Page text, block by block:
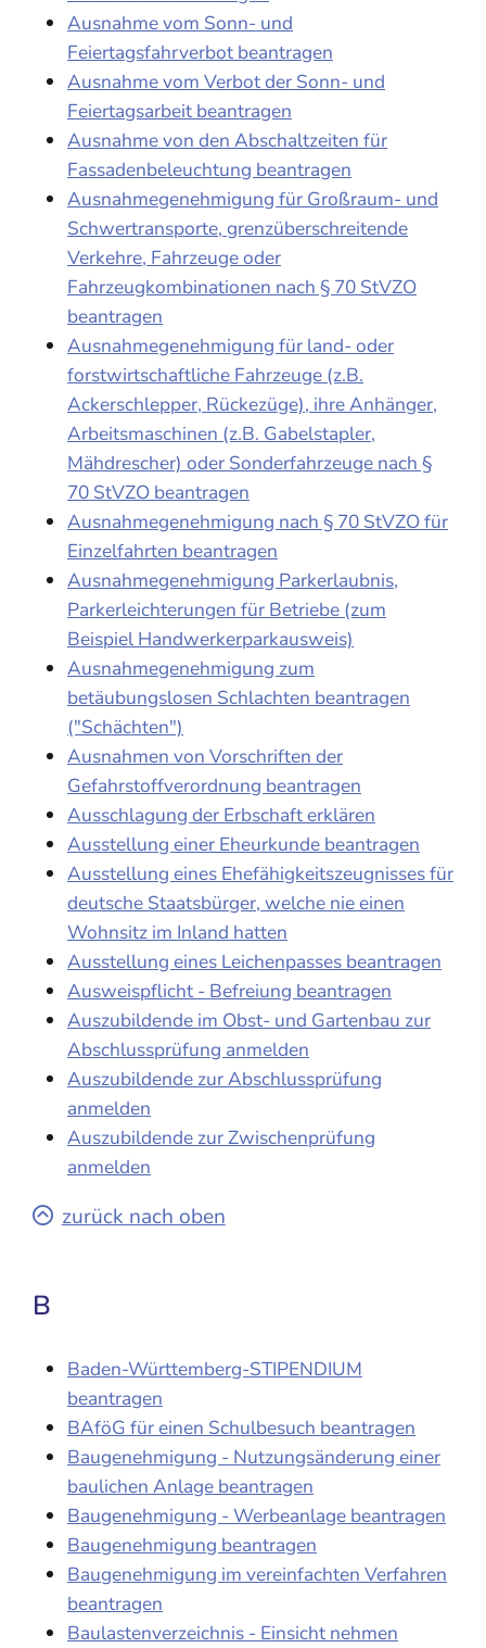
Ausnahme vom Sonn- und
Feiertagsfahrverbot beantragen
Ausnahme vom Verbot der Sonn- und
Feiertagsarbeit beantragen
Ausnahme von den Abschaltzeiten für
Fassadenbeleuchtung beantragen
Ausnahmegenehmigung für Großraum- und
Schwertransporte, grenzüberschreitende
Verkehre, Fahrzeuge oder
Fahrzeugkombinationen nach § 70 StVZO
beantragen
Ausnahmegenehmigung für land- oder
forstwirtschaftliche Fahrzeuge (z.B.
Ackerschlepper, Rückezüge), ihre Anhänger,
Arbeitsmaschinen (z.B. Gabelstapler,
Mähdrescher) oder Sonderfahrzeuge nach §
70 StVZO beantragen
Ausnahmegenehmigung nach § 70 StVZO für
Einzelfahrten beantragen
Ausnahmegenehmigung Parkerlaubnis,
Parkerleichterungen für Betriebe (zum
Beispiel Handwerkerparkausweis)
Ausnahmegenehmigung zum
betäubungslosen Schlachten beantragen
("Schächten")
Ausnahmen von Vorschriften der
Gefahrstoffverordnung beantragen
Ausschlagung der Erbschaft erklären
Ausstellung einer Eheurkunde beantragen
Ausstellung eines Ehefähigkeitszeugnisses für
deutsche Staatsbürger, welche nie einen
Wohnsitz im Inland hatten
Ausstellung eines Leichenpasses beantragen
Ausweispflicht - Befreiung beantragen
Auszubildende im Obst- und Gartenbau zur
Abschlussprüfung anmelden
Auszubildende zur Abschlussprüfung
anmelden
Auszubildende zur Zwischenprüfung
anmelden
zurück nach oben
B
Baden-Württemberg-STIPENDIUM
beantragen
BAföG für einen Schulbesuch beantragen
Baugenehmigung - Nutzungsänderung einer
baulichen Anlage beantragen
Baugenehmigung - Werbeanlage beantragen
Baugenehmigung beantragen
Baugenehmigung im vereinfachten Verfahren
beantragen
Baulastenverzeichnis - Einsicht nehmen